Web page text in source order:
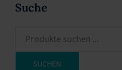
Suche
SUCHEN